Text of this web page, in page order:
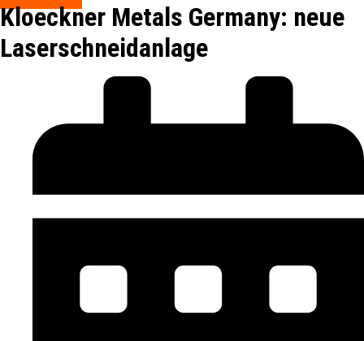
Kloeckner Metals Germany: neue
Laserschneidanlage